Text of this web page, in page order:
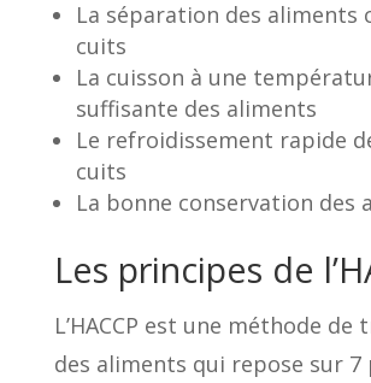
La séparation des aliments
cuits
La cuisson à une
suffisante des aliments
Le refroidissement rapide
cuits
La bonne conservation des
Les principes de
L’HACCP est une méthode
des aliments qui repose sur 7